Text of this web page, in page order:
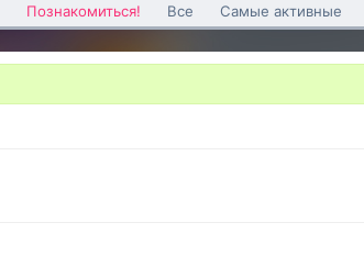
Познакомиться! Все Самые активные